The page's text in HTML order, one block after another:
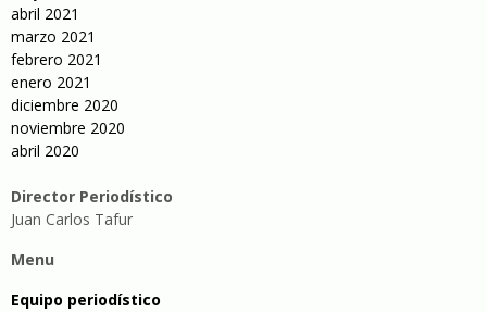
abril 2021
marzo 2021
febrero 2021
enero 2021
diciembre 2020
noviembre 2020
abril 2020
Director Periodístico
Juan Carlos Tafur
Menu
Equipo periodístico